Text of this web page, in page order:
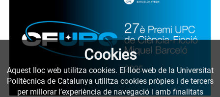
Cookies
Aquest lloc web utilitza cookies. El lloc web de la Universitat
Politècnica de Catalunya utilitza cookies pròpies i de tercers
per millorar l’experiència de navegació i amb finalitats